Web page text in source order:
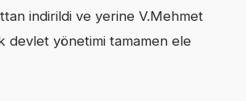
indirildi ve yerine V.Mehmet
devlet yönetimi tamamen ele